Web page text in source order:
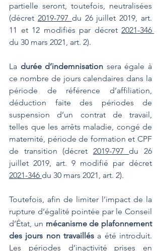
partielle seront, toutefois, neutralisées
(décret 2019-797 du 26 juillet 2019, art.
11 et 12 modifiés par décret
du 30 mars 2021, art. 2).
La durée d’indemnisation sera égale à
ce nombre de jours calendaires dans la
période de référence d’affiliation,
déduction faite des périodes de
suspension d’un contrat de travail,
telles que les arrêts maladie, congé de
maternité, période de formation et CPF
de transition (décret 2019-797 du 26
2021-346 du 30 mars 2021, art. 2).
Toutefois, afin de limiter l’impact de la
rupture d’égalité pointée par le Conseil
d’État, un mécanisme de plafonnement
des jours non travaillés a été introduit.
Les périodes d’inactivité prises en